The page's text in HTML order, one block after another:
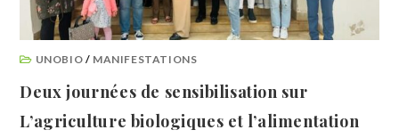
UNOBIO / MANIFESTATIONS
Deux journées de sensibilisation sur
L’agriculture biologiques et l’alimentation